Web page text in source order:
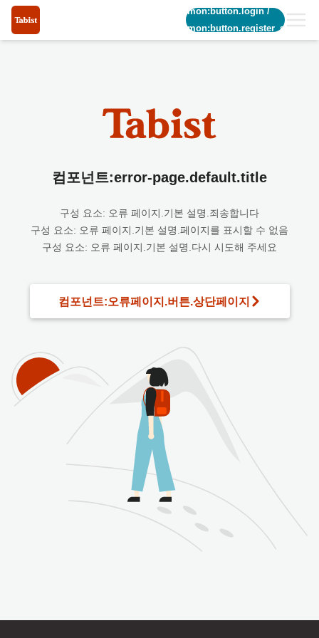
common:button.login/
common:button.register_short
컴포넌트:error-page.default.title
구성 요소: 오류 페이지.기본 설명.죄송합니다
구성 요소: 오류 페이지.기본 설명.페이지를 표시할 수 없음
구성 요소: 오류 페이지.기본 설명.다시 시도해 주세요
컴포넌트:오류페이지.버튼.상단페이지